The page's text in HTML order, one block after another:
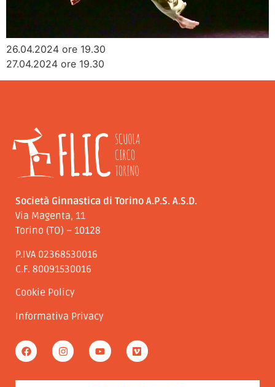
26.04.2024 ore 19.30
27.04.2024 ore 19.30
Società Ginnastica di Torino A.P.S. A.S.D.
Via Magenta, 11
Torino (TO) – 10128
P.IVA 02368530016
C.F. 80091530016
Cookie Policy
Informativa Privacy